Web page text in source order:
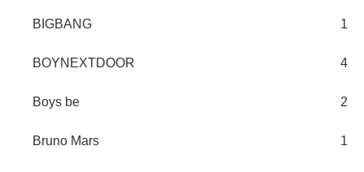
BIGBANG 1
BOYNEXTDOOR 4
Boys be 2
Bruno Mars 1